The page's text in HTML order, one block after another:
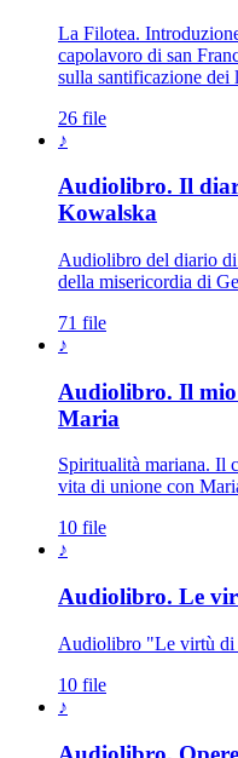
La Filotea.
capolavoro di san
sulla santificazione dei
26 file
♪
Audiolibro. Il
Kowalska
Audiolibro del diario
della misericordia di
71 file
♪
Audiolibro. Il mio
Maria
Spiritualità mariana. Il
vita di unione con
10 file
♪
Audiolibro. Le
Audiolibro "Le virtù di
10 file
♪